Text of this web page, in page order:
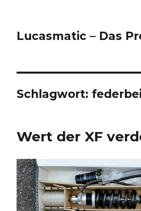
Lucasmatic – Das
Schlagwort:
Wert der XF